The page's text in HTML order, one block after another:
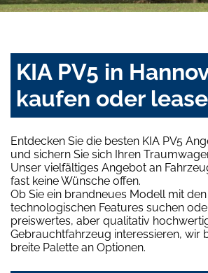
KIA PV5 in
kaufen oder
Entdecken Sie die besten KIA PV5
und sichern Sie sich Ihren
Unser vielfältiges Angebot an
fast keine Wünsche offen.
Ob Sie ein brandneues Modell mit
technologischen Features suchen
preiswertes, aber qualitativ
Gebrauchtfahrzeug interessieren, wir
breite Palette an Optionen.